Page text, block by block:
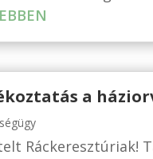
a
Ráckeresztúriak!